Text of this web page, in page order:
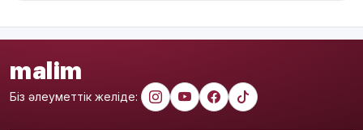
malim
Біз әлеуметтік желіде: